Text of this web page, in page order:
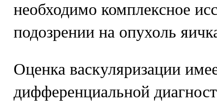
необходимо комплексное
подозрении на опухоль
Оценка васкуляризации
дифференциальной